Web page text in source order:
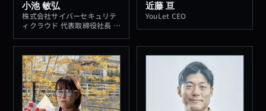
小池 敏弘
株式会社サイバーセキュリテ
ィクラウド 代表取締役社長 兼
近藤 亘
YouLet CEO